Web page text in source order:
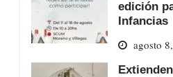
edición
Infancias
agosto